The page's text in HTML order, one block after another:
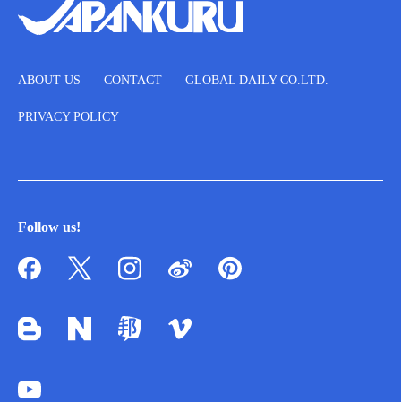
ABOUT US CONTACT GLOBAL DAILY CO.LTD.
PRIVACY POLICY
Follow us!